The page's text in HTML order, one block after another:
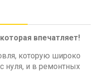
впечатляет!
которую широко
нуля, и в ремонтных